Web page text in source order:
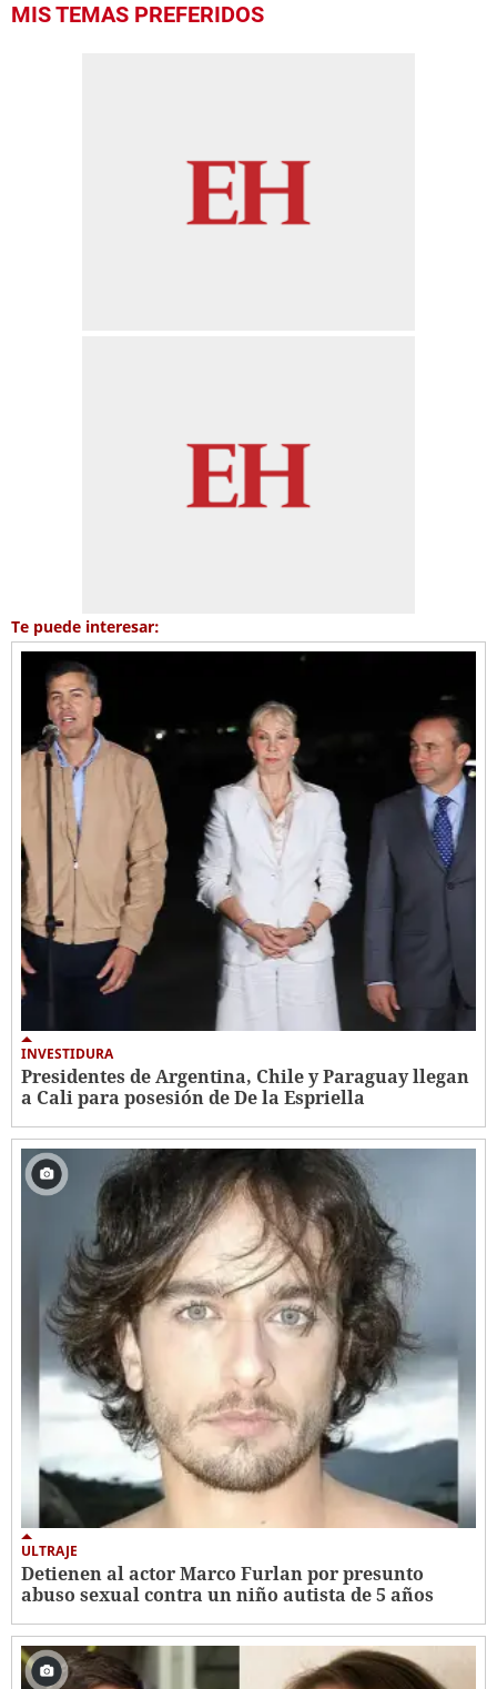
MIS TEMAS PREFERIDOS
Te puede interesar:
INVESTIDURA
Presidentes de Argentina, Chile y Paraguay llegan
a Cali para posesión de De la Espriella
ULTRAJE
Detienen al actor Marco Furlan por presunto
abuso sexual contra un niño autista de 5 años